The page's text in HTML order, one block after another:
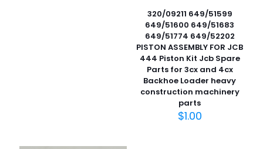
320/09211 649/51599
649/51600 649/51683
649/51774 649/52202
PISTON ASSEMBLY FOR JCB
444 Piston Kit Jcb Spare
Parts for 3cx and 4cx
Backhoe Loader heavy
construction machinery
parts
$1.00